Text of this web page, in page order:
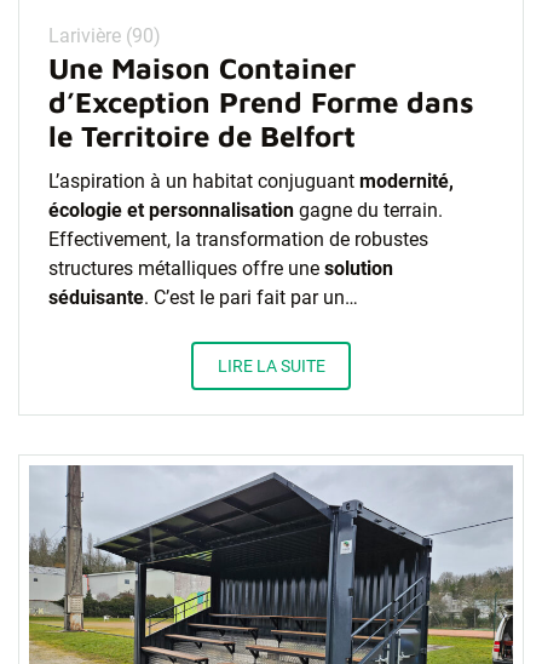
Larivière (90)
Une Maison Container
d’Exception Prend Forme dans
le Territoire de Belfort
L’aspiration à un habitat conjuguant modernité,
écologie et personnalisation gagne du terrain.
Effectivement, la transformation de robustes
structures métalliques offre une solution
séduisante. C’est le pari fait par un…
LIRE LA SUITE